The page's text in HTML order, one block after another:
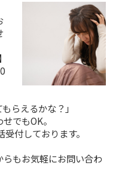
らえるかな？」
でもOK。
付しております。
もお気軽にお問い合わ